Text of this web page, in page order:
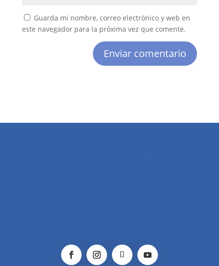
Guarda mi nombre, correo electrónico y web en
este navegador para la próxima vez que comente.